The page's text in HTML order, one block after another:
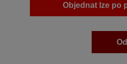
Objednat lze po